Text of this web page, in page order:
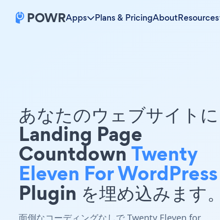
Apps Plans & PricingAboutResources
あなたのウェブサイト
Landing Page
CountdownTwenty
Eleven For WordPress
Plugin を埋め込みます
面倒なコーディングなしで Twenty Eleven for